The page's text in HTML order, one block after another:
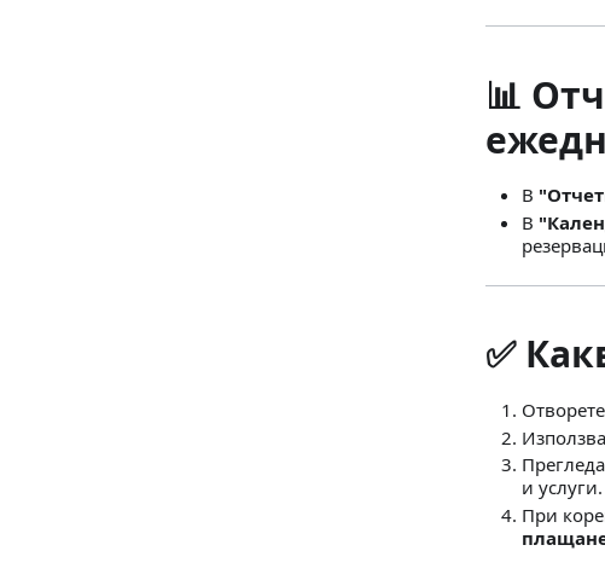
📊
В
В
✅
Отворете
и услуги.
При